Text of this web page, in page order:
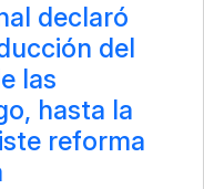
declaró
del
las
hasta la
reforma